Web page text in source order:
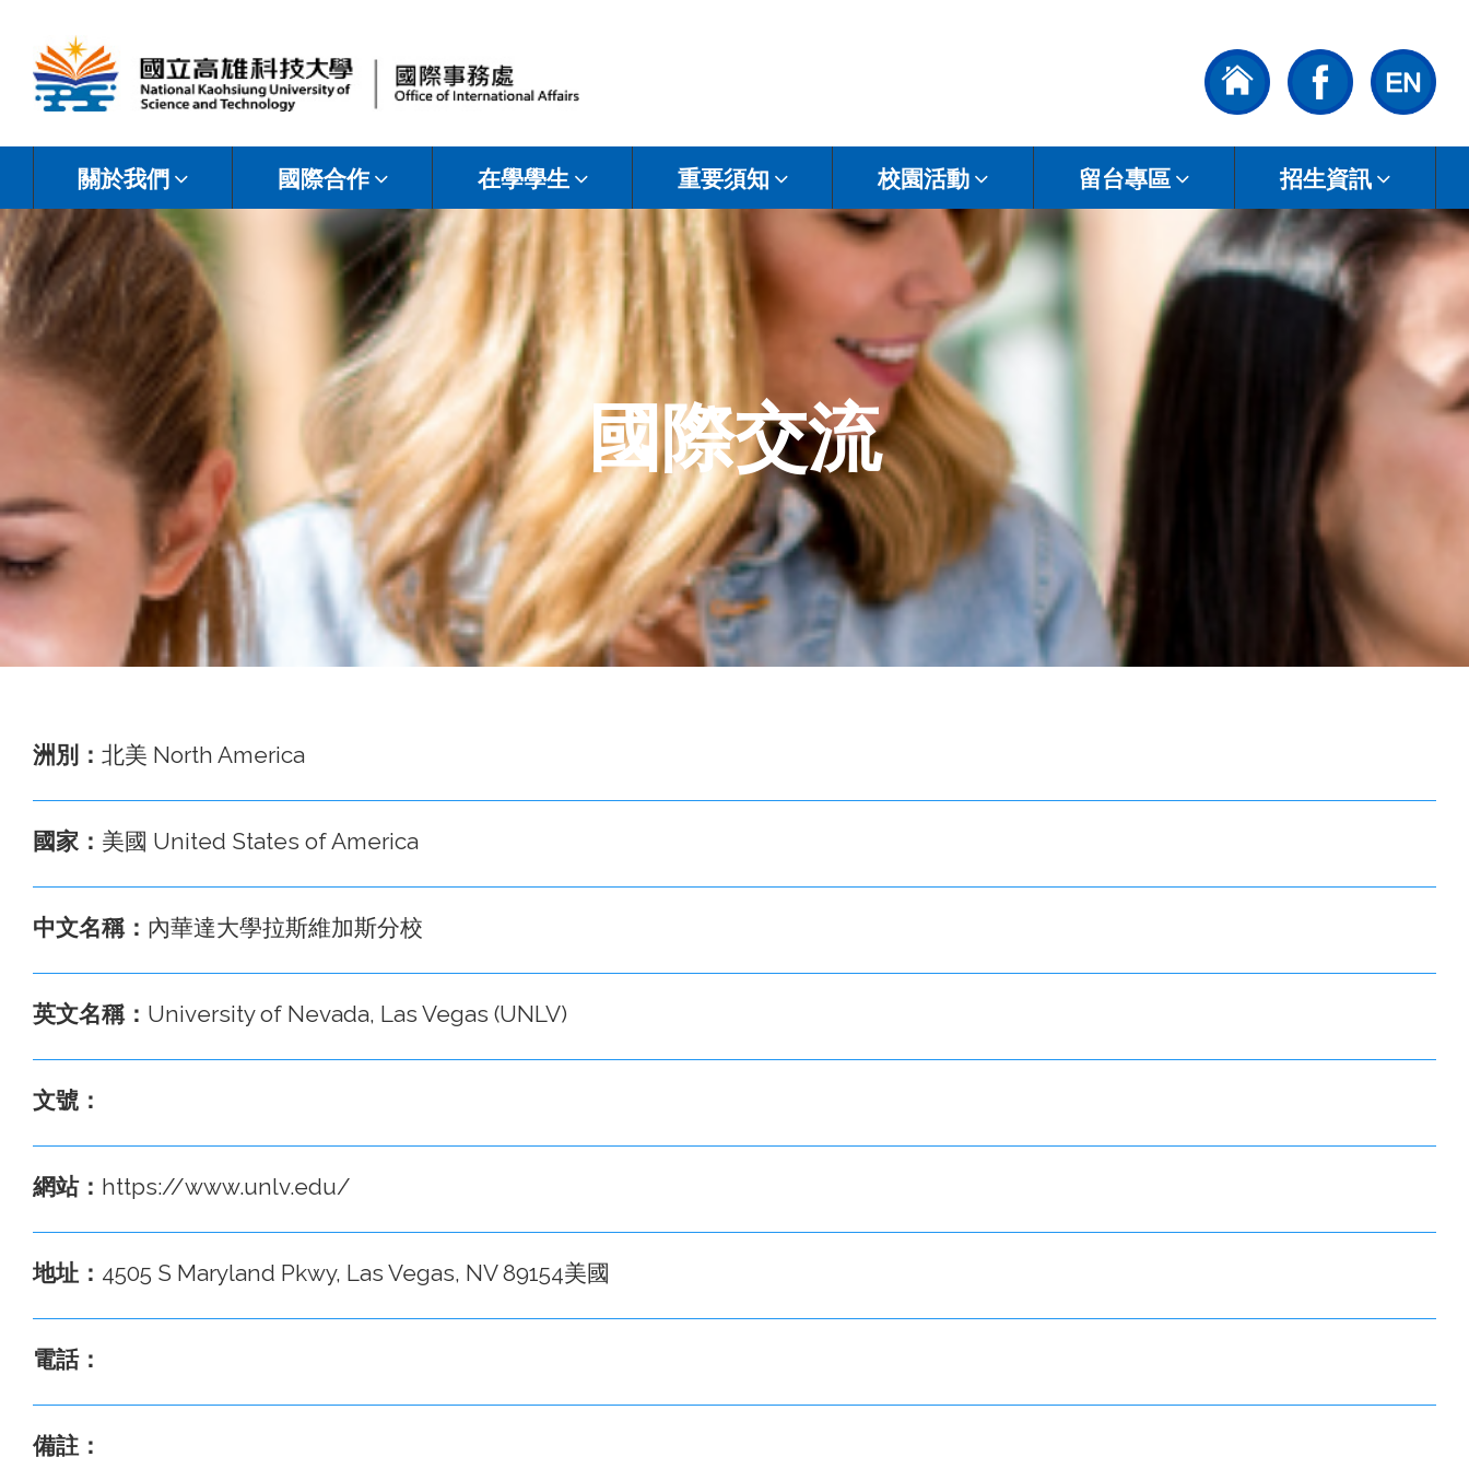
高
雄
科
技
學
事
務
處
關於我們 國際合作 在學學生 重要須知 校園活動 留台專區 招生資訊
國際交流
洲別： 北美 North America
國家： 美國 United States of America
中文名稱： 內華達大學拉斯維加斯分校
英文名稱： University of Nevada, Las Vegas (UNLV)
文號：
網站： https://www.unlv.edu/
地址： 4505 S Maryland Pkwy, Las Vegas, NV 89154美國
電話：
備註：